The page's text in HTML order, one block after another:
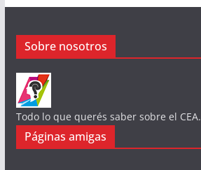
Sobre nosotros
Todo lo que querés saber sobre el CEA.
Páginas amigas